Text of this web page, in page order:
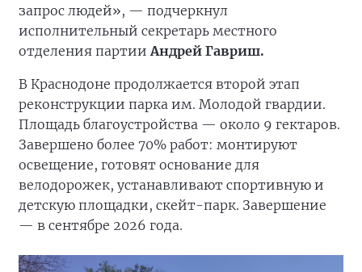
запрос людей», — подчеркнул
исполнительный секретарь местного
отделения партииАндрей Гавриш.
В Краснодоне продолжается второй этап
реконструкции парка им. Молодой гвардии.
Площадь благоустройства — около 9 гектаров.
Завершено более 70% работ: монтируют
освещение, готовят основание для
велодорожек, устанавливают спортивную и
детскую площадки, скейт-парк. Завершение
— в сентябре 2026 года.